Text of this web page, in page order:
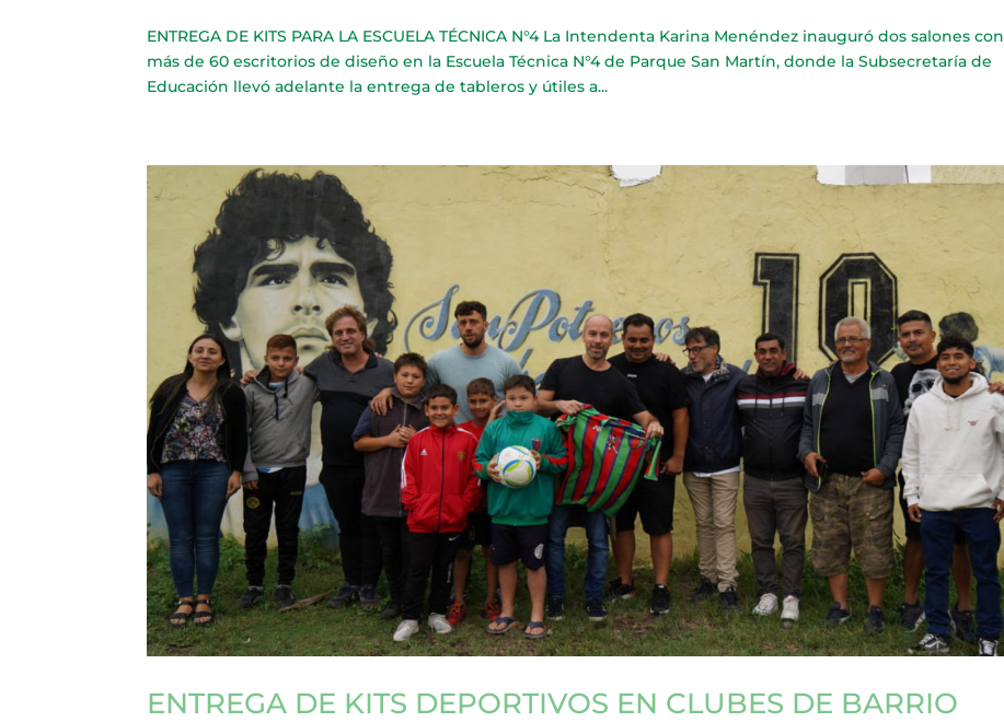
ENTREGA DE KITS PARA LA ESCUELA TÉCNICA N°4 La Intendenta Karina Menéndez inauguró dos salones con
más de 60 escritorios de diseño en la Escuela Técnica N°4 de Parque San Martín, donde la Subsecretaría de
Educación llevó adelante la entrega de tableros y útiles a...
ENTREGA DE KITS DEPORTIVOS EN CLUBES DE BARRIO